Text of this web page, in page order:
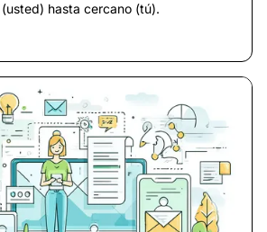
hasta cercano (tú).